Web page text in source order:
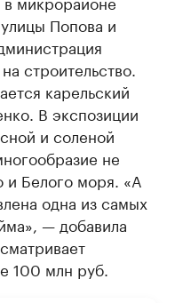
Попова и
строительство.
карельский
В экспозиции
и соленой
не
и Белого моря. «А
одна из самых
— добавила
100 млн руб.